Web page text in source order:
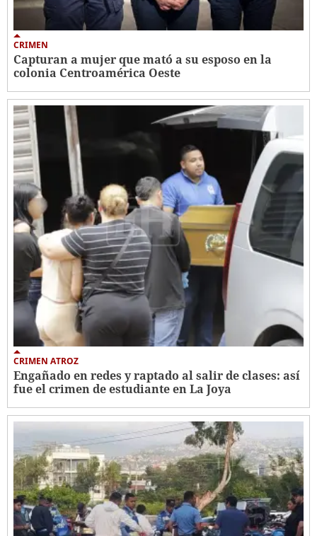
CRIMEN
Capturan a mujer que mató a su esposo en la
colonia Centroamérica Oeste
CRIMEN ATROZ
Engañado en redes y raptado al salir de clases: así
fue el crimen de estudiante en La Joya